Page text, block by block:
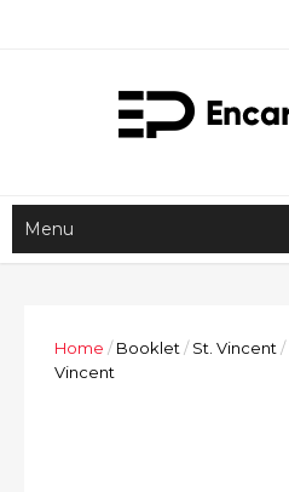
Home / Booklet / St. Vincent /
Vincent